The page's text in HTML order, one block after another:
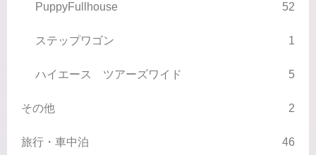
PuppyFullhouse 52
ステップワゴン 1
ハイエース ツアーズワイド 5
その他 2
旅行・車中泊 46